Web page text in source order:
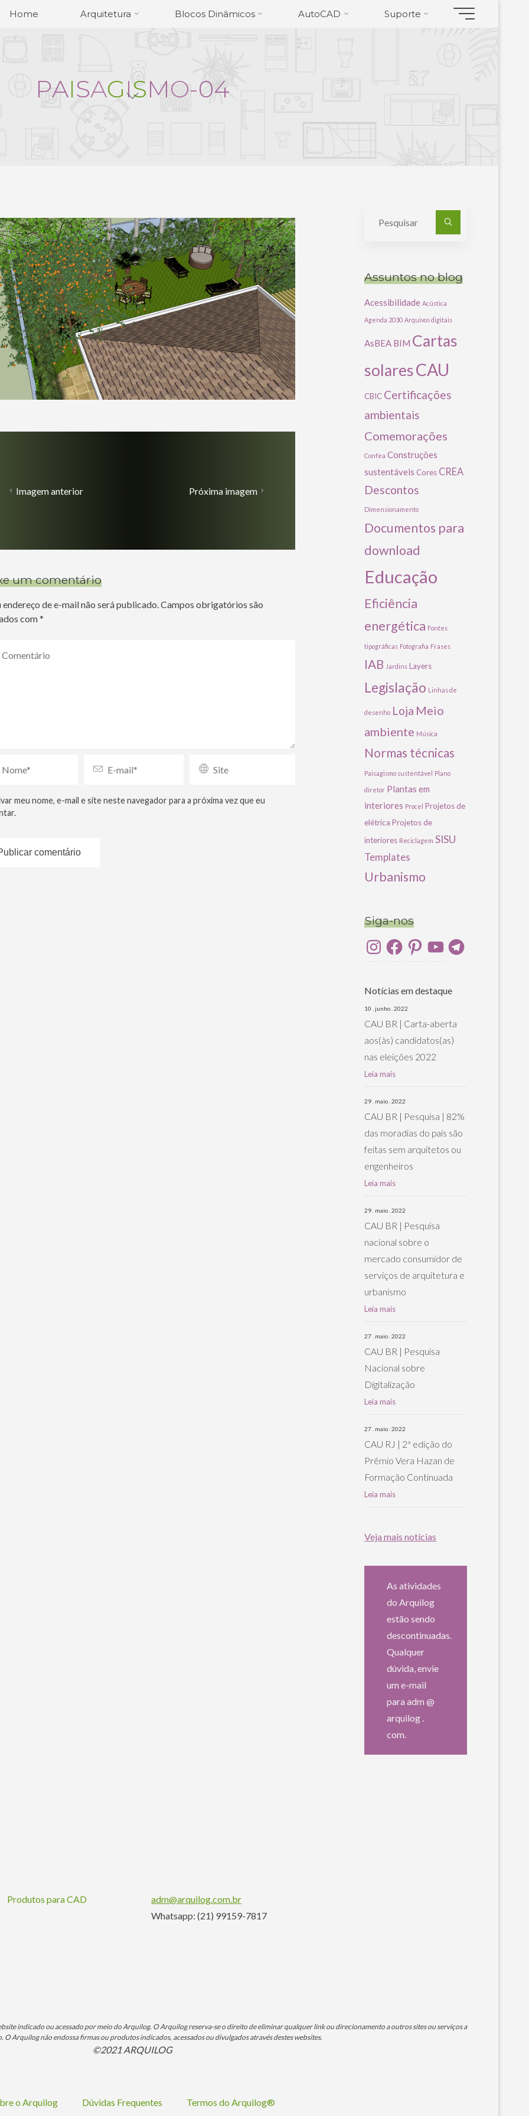
Home Arquitetura Blocos Dinâmicos AutoCAD Suporte
PAISAGISMO-04
Imagem anterior Próxima imagem
um comentário
endereço de e-mail não será publicado. Campos obrigatórios são
com*
meu nome, e-mail e site neste navegador para a próxima vez que eu
Assuntos no blog
Acessibilidade Acústica
Agenda 2030 Arquivos digitais
AsBEA BIM Cartas
solaresCAU
CBIC Certificações
ambientais
Comemorações
Confea Construções
sustentáveis Cores CREA
Descontos
Dimensionamento
Documentos para
download
Educação
Eficiência
energética Fontes
tipográficas Fotografia Frases
IAB Jardins Layers
Legislação Linhas de
desenho Loja Meio
ambiente Música
Normas técnicas
Paisagismo sustentável Plano
diretor Plantas em
interiores Procel Projetos de
elétrica Projetos de
interiores Reciclagem SISU
Templates
Urbanismo
Siga-nos
InstagramFacebookPinterestYouTubeTelegram
Notícias em destaque
10 . junho . 2022
CAU BR | Carta-aberta
aos(às) candidatos(as)
nas eleições 2022
Leia mais
29 . maio . 2022
CAU BR | Pesquisa | 82%
das moradias do país são
feitas sem arquitetos ou
engenheiros
Leia mais
29 . maio . 2022
CAU BR | Pesquisa
nacional sobre o
mercado consumidor de
serviços de arquitetura e
urbanismo
Leia mais
27 . maio . 2022
CAU BR | Pesquisa
Nacional sobre
Digitalização
Leia mais
27 . maio . 2022
CAU RJ | 2ª edição do
Prêmio Vera Hazan de
Formação Continuada
Leia mais
Veja mais notícias
As atividades
do Arquilog
estão sendo
descontinuadas.
Qualquer
dúvida, envie
um e-mail
para adm @
arquilog .
com.
Produtos para CAD
adm@arquilog.com.br
Whatsapp: (21) 99159-7817
indicado ou acessado por meio do Arquilog. O Arquilog reserva-se o direito de eliminar qualquer link ou direcionamento a outros sites ou serviços a
O Arquilog não endossa firmas ou produtos indicados, acessados ou divulgados através destes websites.
©2021 ARQUILOG
o Arquilog Dúvidas Frequentes Termos do Arquilog®